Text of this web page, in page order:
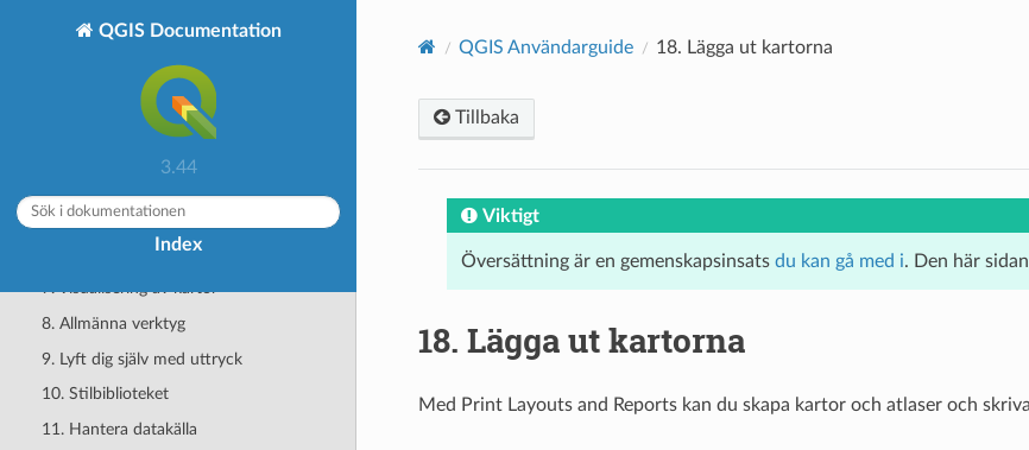
QGIS Documentation
3.44
Index
QGIS Desktop User Guide/Manual (QGIS
1. Komma igång
2. Arbeta med projektfiler
5. QGIS-konfiguration
6. Arbeta med projektioner
7. Visualisering av kartor
8. Allmänna verktyg
9. Lyft dig själv med uttryck
10. Stilbiblioteket
11. Hantera datakälla
QGIS Användarguide 18. Lägga ut kartorna
Tillbaka
Viktigt
Översättning är en gemenskapsinsats du kan gå med i. Den här
18. Lägga ut kartorna
Med Print Layouts and Reports kan du skapa kartor och atlaser och